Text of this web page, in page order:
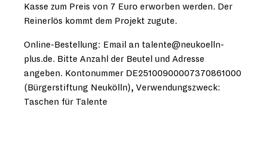
Kasse zum Preis von 7 Euro erworben werden. Der
Reinerlös kommt dem Projekt zugute.
Online-Bestellung: Email an talente@neukoelln-
plus.de. Bitte Anzahl der Beutel und Adresse
angeben. Kontonummer DE25100900007370861000
(Bürgerstiftung Neukölln), Verwendungszweck:
Taschen für Talente